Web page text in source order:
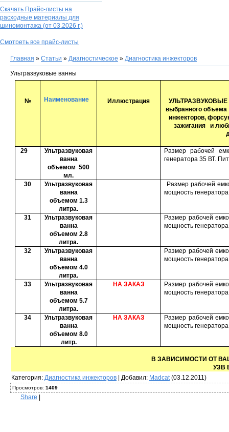
Скачать Прайс-листы на
расходные материалы для
шиномонтажа (от 03.2026 г.)
Смотреть все прайс-листы
Главная » Статьи » Диагностическое » Диагностика инжекторов
Ультразвуковые ванны
№ Наименование Иллюстрация
УЛЬТРАЗВУКОВЫЕ
выбранного
инжекторов,
зажигания и
29
Ультразвуковая
ванна
объемом 500
мл.
Размер рабочей
генератора 35 ВТ.
30
Ультразвуковая
ванна
объемом 1.3
литра.
Размер рабочей
мощность
31
Ультразвуковая
ванна
объемом 2.8
литра.
Размер рабочей
мощность
32
Ультразвуковая
ванна
объемом 4.0
литра.
Размер рабочей
мощность
33
Ультразвуковая
ванна
объемом 5.7
литра.
НА ЗАКАЗ
Размер рабочей
мощность
34
Ультразвуковая
ванна
объемом 8.0
литр.
НА ЗАКАЗ
Размер рабочей
мощность
В ЗАВИСИМОСТИ ОТ
УЗВ
Категория: Диагностика инжекторов Добавил: Madcat(03.12.2011)
Просмотров: 1409
Share